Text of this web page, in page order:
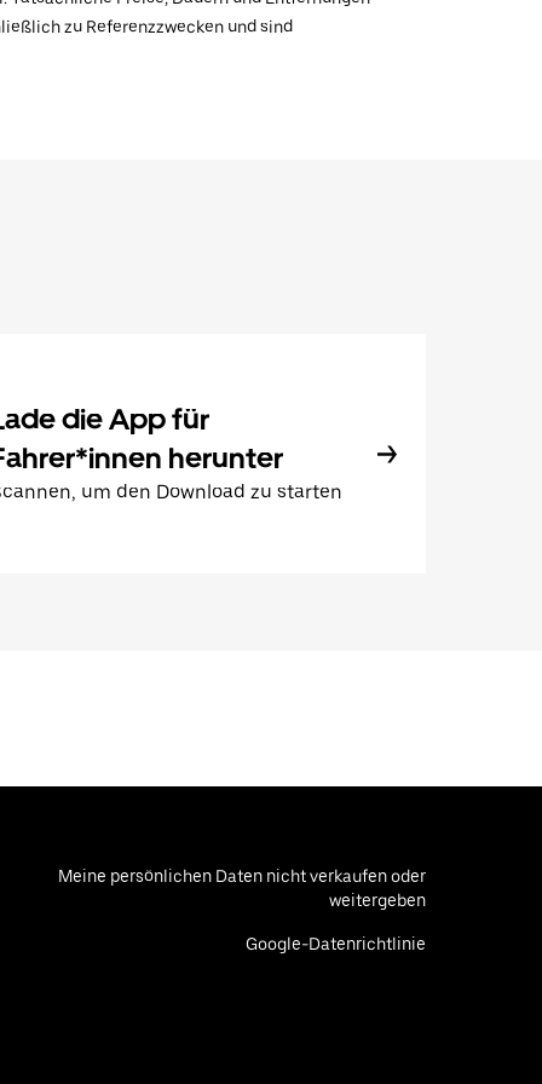
zu Referenzzwecken und sind
die App für
herunter
um den Download zu starten
Meine persönlichen Daten nicht verkaufen oder
weitergeben
Google-Datenrichtlinie